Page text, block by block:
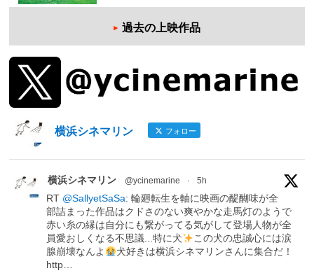
過去の上映作品
横浜シネマリン フォロー
横浜シネマリン @ycinemarine · 5h
RT @SallyetSaSa: 輪廻転生を軸に映画の醍醐味が全
部詰まった作品はクドさのない爽やかな走馬灯のようで
赤い糸の縁は自分にも繋がってる気がして登場人物が全
員愛おしくなる不思議...特に犬
この犬の忠誠心には涙
腺崩壊なんよ
犬好きは横浜シネマリンさんに集合だ！
http…